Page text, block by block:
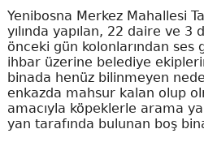
Yenibosna Merkez Mahallesi
yılında yapılan, 22 daire ve 3
önceki gün kolonlarından ses
ihbar üzerine belediye
binada henüz bilinmeyen
enkazda mahsur kalan olup
amacıyla köpeklerle arama
yan tarafında bulunan boş